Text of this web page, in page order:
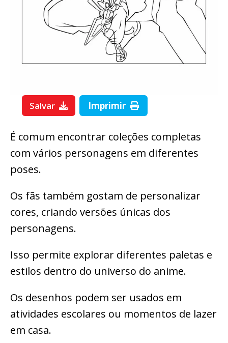
Salvar Imprimir
É comum encontrar coleções completas
com vários personagens em diferentes
poses.
Os fãs também gostam de personalizar
cores, criando versões únicas dos
personagens.
Isso permite explorar diferentes paletas e
estilos dentro do universo do anime.
Os desenhos podem ser usados em
atividades escolares ou momentos de lazer
em casa.